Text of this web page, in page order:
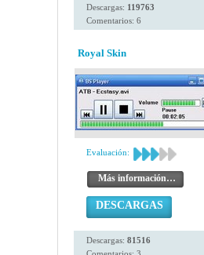
Descargas: 119763
Comentarios: 6
Royal Skin
Evaluación:
Más información…
DESCARGAS
Descargas: 81516